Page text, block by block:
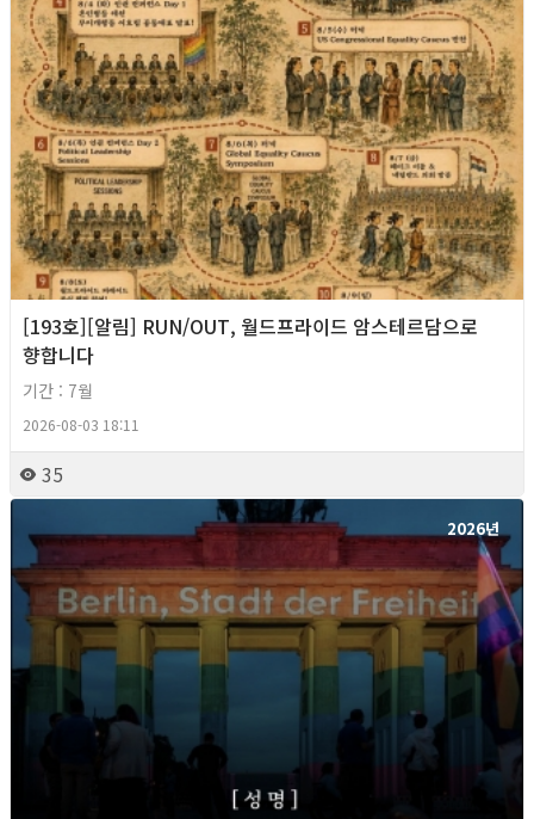
[193호][알림] RUN/OUT, 월드프라이드 암스테르담으로
향합니다
기간 : 7월
2026-08-03 18:11
35
2026년